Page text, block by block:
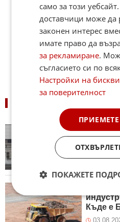
Тайфун
завода
Къде е
само за този
доставчици може да
законен интерес
имате право да
за рекламиране.
съгласието си по
Настройки на
за поверителност
ПОКАЖЕТЕ